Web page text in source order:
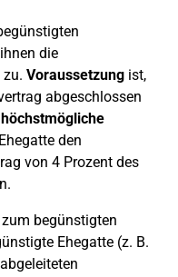
die
Voraussetzung ist,
abgeschlossen
höchstmögliche
den
von 4 Prozent des
zum begünstigten
Ehegatte (z. B.